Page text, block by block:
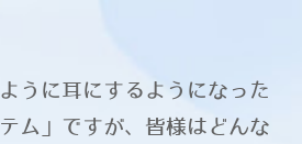
うに耳にするようになった
ム」ですが、皆様はどんな
例 町田市T様邸
例 木更津市I様邸